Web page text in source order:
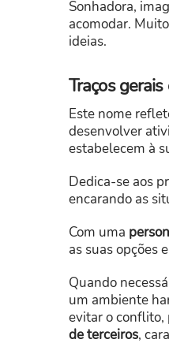
Sonhadora,
acomodar.
ideias.
Traços
Este nome
desenvolver
estabelecem à
Dedica-se aos
encarando as
Com uma
as suas opções
Quando
um ambiente
evitar o conflito,
de terceiros,